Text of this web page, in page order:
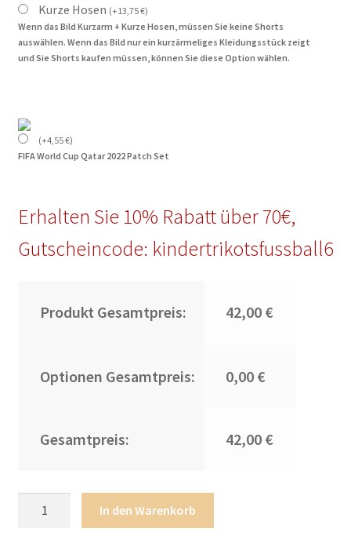
Kurze Hosen (+13,75€)
Wenn das Bild Kurzarm + Kurze Hosen, müssen Sie keine Shorts
auswählen. Wenn das Bild nur ein kurzärmeliges Kleidungsstück zeigt
und Sie Shorts kaufen müssen, können Sie diese Option wählen.
(+4,55€)
FIFA World Cup Qatar 2022 Patch Set
Erhalten Sie 10% Rabatt über 70€,
Gutscheincode: kindertrikotsfussball6
Produkt Gesamtpreis: 42,00 €
Optionen Gesamtpreis: 0,00 €
Gesamtpreis: 42,00 €
In den Warenkorb